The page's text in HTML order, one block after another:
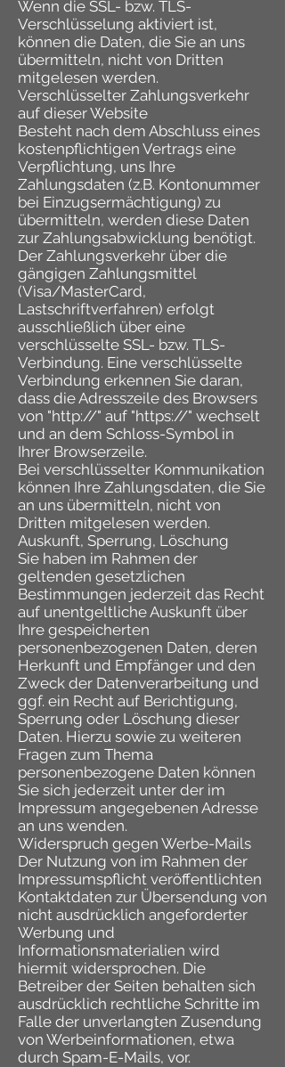
Wenn die SSL- bzw. TLS-
Verschlüsselung aktiviert ist,
können die Daten, die Sie an uns
übermitteln, nicht von Dritten
mitgelesen werden.
Verschlüsselter Zahlungsverkehr
auf dieser Website
Besteht nach dem Abschluss eines
kostenpflichtigen Vertrags eine
Verpflichtung, uns Ihre
Zahlungsdaten (z.B. Kontonummer
bei Einzugsermächtigung) zu
übermitteln, werden diese Daten
zur Zahlungsabwicklung benötigt.
Der Zahlungsverkehr über die
gängigen Zahlungsmittel
(Visa/MasterCard,
Lastschriftverfahren) erfolgt
ausschließlich über eine
verschlüsselte SSL- bzw. TLS-
Verbindung. Eine verschlüsselte
Verbindung erkennen Sie daran,
dass die Adresszeile des Browsers
von "http://" auf "https://" wechselt
und an dem Schloss-Symbol in
Ihrer Browserzeile.
Bei verschlüsselter Kommunikation
können Ihre Zahlungsdaten, die Sie
an uns übermitteln, nicht von
Dritten mitgelesen werden.
Auskunft, Sperrung, Löschung
Sie haben im Rahmen der
geltenden gesetzlichen
Bestimmungen jederzeit das Recht
auf unentgeltliche Auskunft über
Ihre gespeicherten
personenbezogenen Daten, deren
Herkunft und Empfänger und den
Zweck der Datenverarbeitung und
ggf. ein Recht auf Berichtigung,
Sperrung oder Löschung dieser
Daten. Hierzu sowie zu weiteren
Fragen zum Thema
personenbezogene Daten können
Sie sich jederzeit unter der im
Impressum angegebenen Adresse
an uns wenden.
Widerspruch gegen Werbe-Mails
Der Nutzung von im Rahmen der
Impressumspflicht veröffentlichten
Kontaktdaten zur Übersendung von
nicht ausdrücklich angeforderter
Werbung und
Informationsmaterialien wird
hiermit widersprochen. Die
Betreiber der Seiten behalten sich
ausdrücklich rechtliche Schritte im
Falle der unverlangten Zusendung
von Werbeinformationen, etwa
durch Spam-E-Mails, vor.